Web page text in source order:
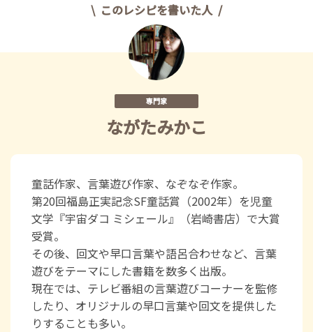
このレシピを書いた人
専門家
ながたみかこ
童話作家、言葉遊び作家、なぞなぞ作家。
第20回福島正実記念SF童話賞（2002年）を児童
文学『宇宙ダコ ミシェール』（岩崎書店）で大賞
受賞。
その後、回文や早口言葉や語呂合わせなど、言葉
遊びをテーマにした書籍を数多く出版。
現在では、テレビ番組の言葉遊びコーナーを監修
したり、オリジナルの早口言葉や回文を提供した
りすることも多い。